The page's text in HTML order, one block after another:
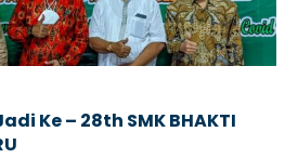
Ke – 28th SMK BHAKTI